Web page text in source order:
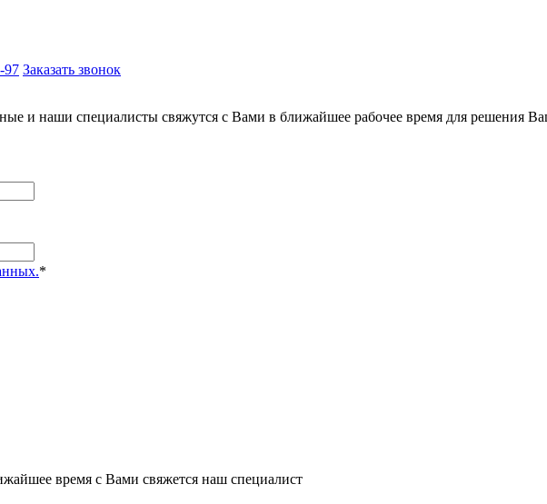
97 Заказать звонок
и наши специалисты свяжутся с Вами в ближайшее рабочее время для решения
*
время с Вами свяжется наш специалист